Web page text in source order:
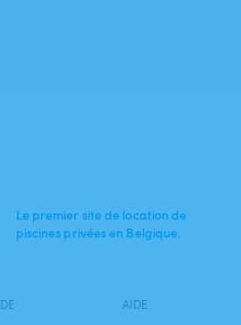
Le premier site de location de
piscines privées en Belgique.
AIDE